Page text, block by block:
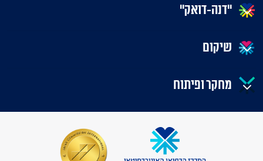
"דנה-דואק"
שיקום
מחקר ופיתוח